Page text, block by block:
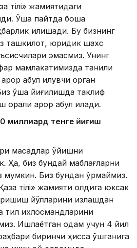
тілі» жамиятидаги
Ўша пайтда бошқа
қилишади. Бу бизнинг
ташкилот, юридик шахс
эмасмиз. Унинг
мамлакатимизда таниқли
қабул қилувчи орган
ўша йиғилишда таклиф
қарор қабул қилади.
миллиард тенге йиғиш
мақсадлар қўйишни
Ҳа, биз бундай маблағларни
Биз бундан қўрқмаймиз.
тілі» жамияти олдига юксак
эришиш йўлларини излашдан
тил ихлосмандларини
Ишлаётган одам учун 4 йил
биринчи ҳисса қўшганига